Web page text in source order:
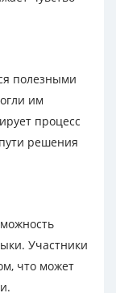
полезными
им
процесс
решения
Участники
что может